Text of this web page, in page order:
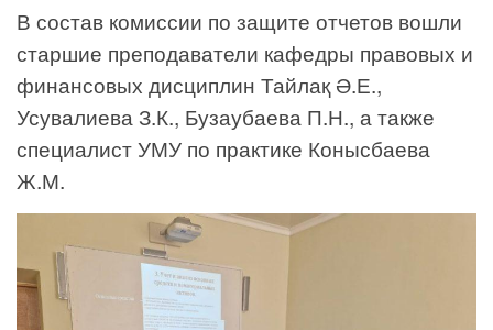
В состав комиссии по защите отчетов вошли
старшие преподаватели кафедры правовых и
финансовых дисциплин Тайлақ Ә.Е.,
Усувалиева З.К., Бузаубаева П.Н., а также
специалист УМУ по практике Конысбаева
Ж.М.